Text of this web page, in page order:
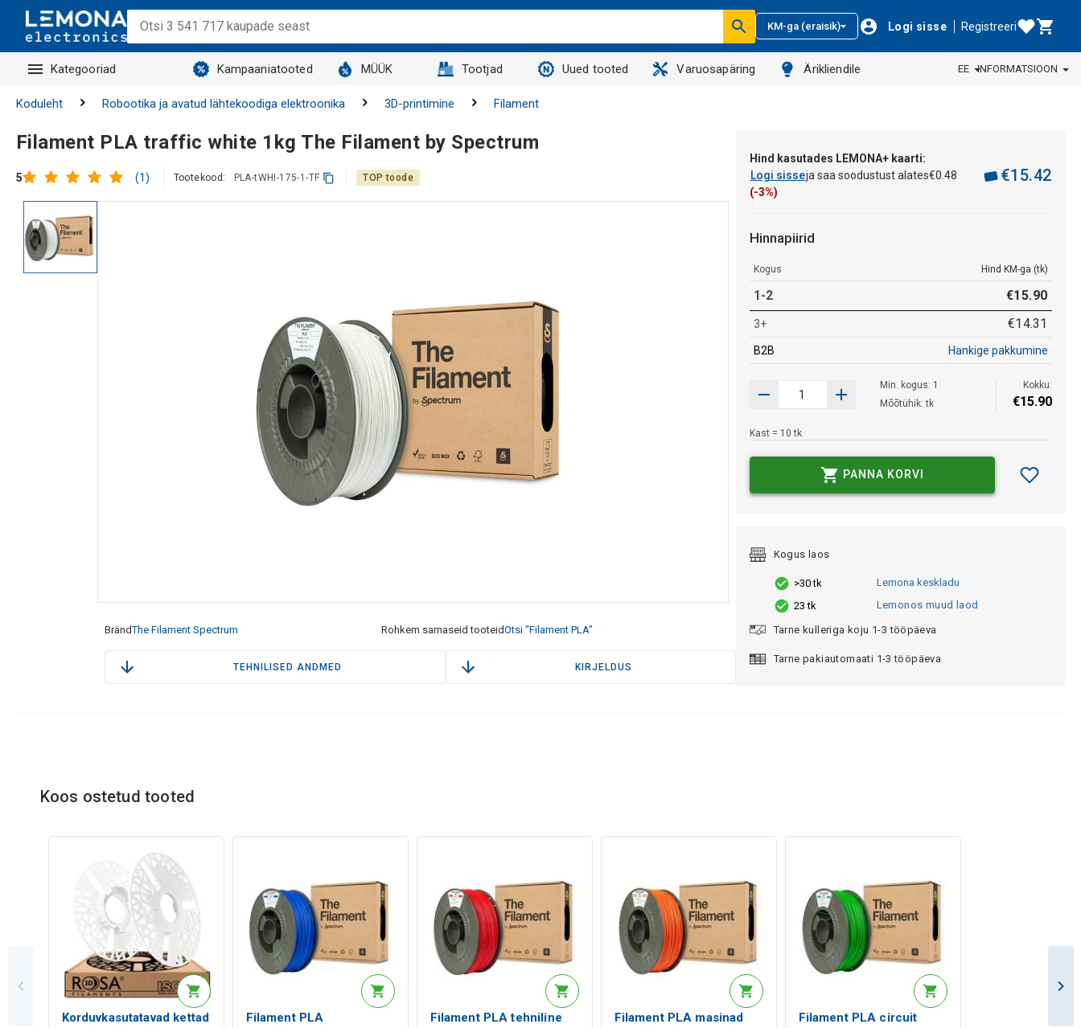
KM-ga (eraisik) Logi sisse Registreeri
Kategooriad Kampaaniatooted MÜÜK Tootjad Uued tooted Varuosapäring Ärikliendile EE INFORMATSIOON
Koduleht Robootika ja avatud lähtekoodiga elektroonika 3D-printimine Filament
Filament PLA traffic white 1kg The Filament by Spectrum
5 (1) Tootekood: PLA-tWHI-175-1-TF TOP toode
BrändThe Filament Spectrum Rohkem sarnaseid tooteidOtsi "Filament PLA"
TEHNILISED ANDMED KIRJELDUS
Hind kasutades LEMONA+ kaarti:
Logi sisseja saa soodustust alates€0 48
(-3%)
€15.42
Hinnapiirid
Kogus Hind KM-ga (tk)
1-2 €15.90
3+ €14.31
B2B Hankige pakkumine
Min. kogus: 1
Mõõtühik: tk
Kokku:
€15.90
Kast = 10 tk
PANNA KORVI
Kogus laos
>30 tk
Lemona keskladu
23 tk
Lemonos muud laod
Tarne kulleriga koju 1-3 tööpäeva
Tarne pakiautomaati 1-3 tööpäeva
Koos ostetud tooted
Korduvkasutatavad kettad
Filament PLA
Filament PLA tehniline
Filament PLA masinad
Filament PLA circuit